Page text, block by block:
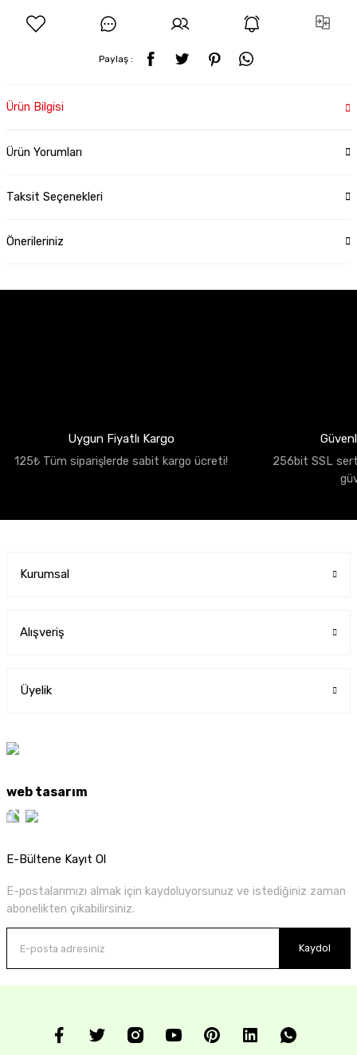
Paylaş :
Ürün Bilgisi
Ürün Yorumları
Taksit Seçenekleri
Önerileriniz
Uygun Fiyatlı Kargo
125₺ Tüm siparişlerde sabit kargo ücreti!
256bit SSL
Kurumsal
Alışveriş
Üyelik
web tasarım
E-Bültene Kayıt Ol
E-postalarımızı almak için kaydoluyorsunuz ve istediğiniz zaman
abonelikten çıkabilirsiniz.
Kaydol